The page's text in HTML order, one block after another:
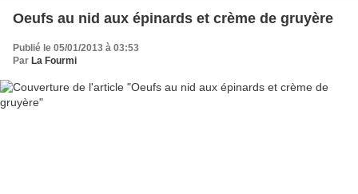
Oeufs au nid aux épinards et crème de gruyère
Publié le 05/01/2013 à 03:53
Par La Fourmi